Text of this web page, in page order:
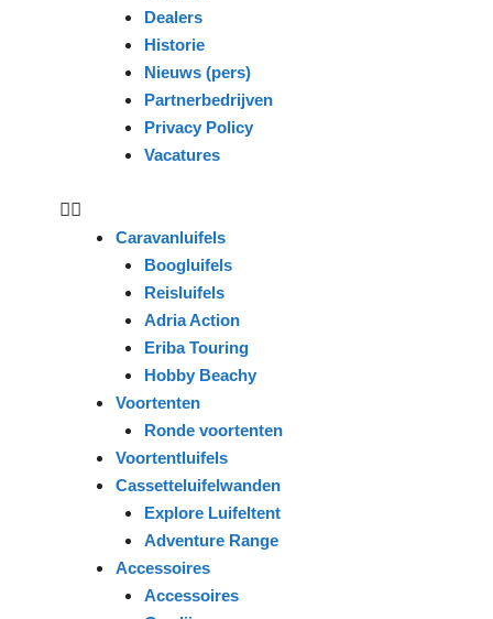
Dealers
Historie
Nieuws (pers)
Partnerbedrijven
Privacy Policy
Vacatures
Caravanluifels
Boogluifels
Reisluifels
Adria Action
Eriba Touring
Hobby Beachy
Voortenten
Ronde voortenten
Voortentluifels
Cassetteluifelwanden
Explore Luifeltent
Adventure Range
Accessoires
Accessoires